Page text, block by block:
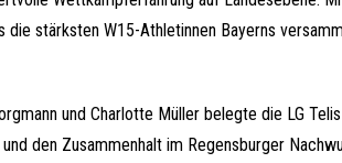
stärksten W15-Athletinnen Bayerns
und Charlotte Müller belegte die LG
den Zusammenhalt im Regensburger